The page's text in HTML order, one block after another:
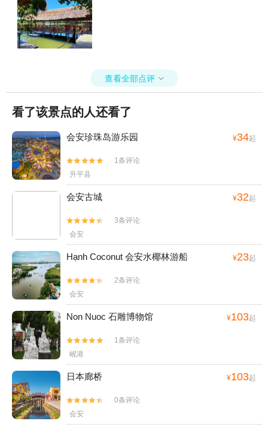
查看全部点评 
看了该景点的人还看了
会安珍珠岛游乐园 ¥34起


1条评论
升平县
会安古城 ¥32起


3条评论
会安
Hạnh Coconut 会安水椰林游船 ¥23起


2条评论
会安
Non Nuoc 石雕博物馆 ¥103起


1条评论
岘港
日本廊桥 ¥103起


0条评论
会安